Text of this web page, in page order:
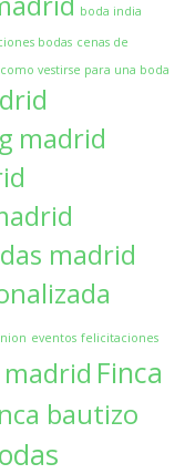
boda india
bodas cenas de
como vestirse para una boda
madrid
madrid
eventos felicitaciones
Finca
bautizo